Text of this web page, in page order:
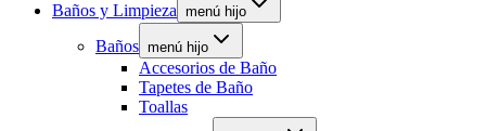
Baños y Limpieza menú hijo
Baños menú hijo
Accesorios de Baño
Tapetes de Baño
Toallas